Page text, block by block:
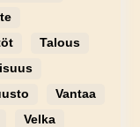
Talous
Vantaa
Velka